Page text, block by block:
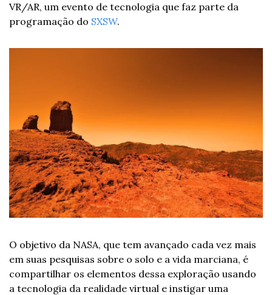
VR/AR, um evento de tecnologia que faz parte da
programação do SXSW.
O objetivo da NASA, que tem avançado cada vez mais
em suas pesquisas sobre o solo e a vida marciana, é
compartilhar os elementos dessa exploração usando
a tecnologia da realidade virtual e instigar uma